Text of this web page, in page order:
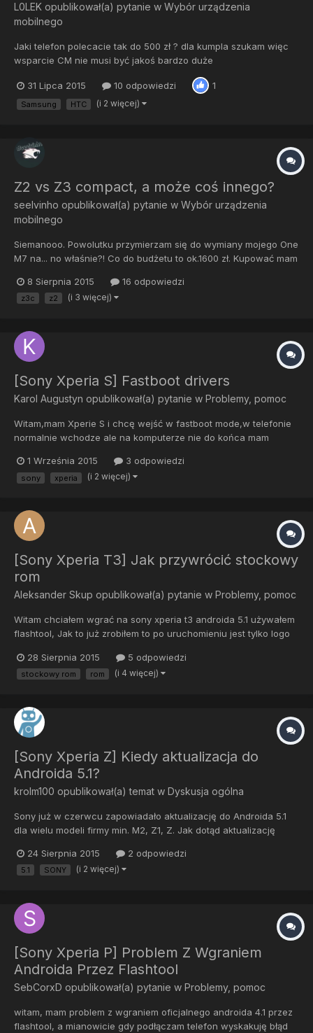
L0LEK opublikował(a) pytanie w Wybór urządzenia
mobilnego
Jaki telefon polecacie tak do 500 zł ? dla kumpla szukam więc
wsparcie CM nie musi być jakoś bardzo duże
31 Lipca 2015 10 odpowiedzi 1
Samsung HTC (i 2 więcej)
Z2 vs Z3 compact, a może coś innego?
seelvinho opublikował(a) pytanie w Wybór urządzenia
mobilnego
Siemanooo. Powolutku przymierzam się do wymiany mojego One
M7 na... no właśnie?! Co do budżetu to ok.1600 zł. Kupować mam
Aktualnie na oku mam Z2 i Z3 compact, z naciskiem na Z2.
Wiem, że Z2 do małych nie należy ale mi to nie przeszkadza....
8 Sierpnia 2015 16 odpowiedzi
z3c z2 (i 3 więcej)
[Sony Xperia S] Fastboot drivers
Karol Augustyn opublikował(a) pytanie w Problemy, pomoc
Witam,mam Xperie S i chcę wejść w fastboot mode,w telefonie
normalnie wchodze ale na komputerze nie do końca mam
drivers i tam znaznaczam i pobieram sony fastboot drivers ale i
tak komputer nie widzi telefonu?? Wie ktoś co z tym zrobić??
1 Września 2015 3 odpowiedzi
sony xperia (i 2 więcej)
[Sony Xperia T3] Jak przywrócić stockowy
rom
Aleksander Skup opublikował(a) pytanie w Problemy, pomoc
Witam chciałem wgrać na sony xperia t3 androida 5.1 używałem
flashtool, Jak to już zrobiłem to po uruchomieniu jest tylko logo
ekran, i teraz mam takie pytanie jak wgrać stockowy rom? w
flashtool jes takie coś 28/009/2015 02:09:19 - I...
28 Sierpnia 2015 5 odpowiedzi
stockowy rom rom (i 4 więcej)
[Sony Xperia Z] Kiedy aktualizacja do
Androida 5.1?
krolm100 opublikował(a) temat w Dyskusja ogólna
Sony już w czerwcu zapowiadało aktualizację do Androida 5.1
dla wielu modeli firmy min. M2, Z1, Z. Jak dotąd aktualizację
kiedy będzie aktualizacja na resztę urządzeń ? Przekopałem pół
Internetu i nic nie znalazłem więcej na ten temat....
24 Sierpnia 2015 2 odpowiedzi
5.1 SONY (i 2 więcej)
[Sony Xperia P] Problem Z Wgraniem
Androida Przez Flashtool
SebCorxD opublikował(a) pytanie w Problemy, pomoc
witam, mam problem z wgraniem oficjalnego androida 4.1 przez
flashtool, a mianowicie gdy podłączam telefon wyskakuję błąd